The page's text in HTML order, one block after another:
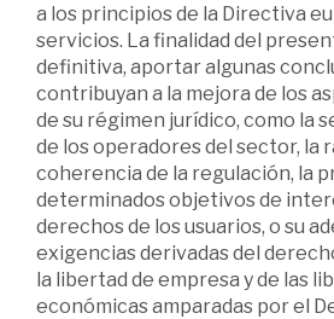
a los principios de la Directiva
servicios. La finalidad del
definitiva, aportar algunas
contribuyan a la mejora de los
de su régimen jurídico, como la
de los operadores del sector, la
coherencia de la regulación, la
determinados objetivos de
derechos de los usuarios, o su
exigencias derivadas del
la libertad de empresa y de las
económicas amparadas por el